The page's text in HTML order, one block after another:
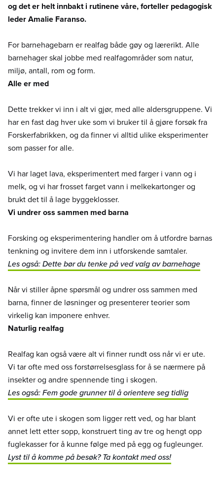
og det er helt innbakt i rutinene våre, forteller pedagogisk
leder Amalie Faranso.
For barnehagebarn er realfag både gøy og lærerikt. Alle
barnehager skal jobbe med realfagområder som natur,
miljø, antall, rom og form.
Alle er med
Dette trekker vi inn i alt vi gjør, med alle aldersgruppene. Vi
har en fast dag hver uke som vi bruker til å gjøre forsøk fra
Forskerfabrikken, og da finner vi alltid ulike eksperimenter
som passer for alle.
Vi har laget lava, eksperimentert med farger i vann og i
melk, og vi har frosset farget vann i melkekartonger og
brukt det til å lage byggeklosser.
Vi undrer oss sammen med barna
Forsking og eksperimentering handler om å utfordre barnas
tenkning og invitere dem inn i utforskende samtaler.
Les også: Dette bør du tenke på ved valg av barnehage
Når vi stiller åpne spørsmål og undrer oss sammen med
barna, finner de løsninger og presenterer teorier som
virkelig kan imponere enhver.
Naturlig realfag
Realfag kan også være alt vi finner rundt oss når vi er ute.
Vi tar ofte med oss forstørrelsesglass for å se nærmere på
insekter og andre spennende ting i skogen.
Les også: Fem gode grunner til å orientere seg tidlig
Vi er ofte ute i skogen som ligger rett ved, og har blant
annet lett etter sopp, konstruert ting av tre og hengt opp
fuglekasser for å kunne følge med på egg og fugleunger.
Lyst til å komme på besøk? Ta kontakt med oss!